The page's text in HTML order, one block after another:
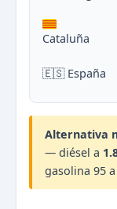
Cataluña
🇪🇸 España
Alternativa
— diésel a
gasolina 95 a